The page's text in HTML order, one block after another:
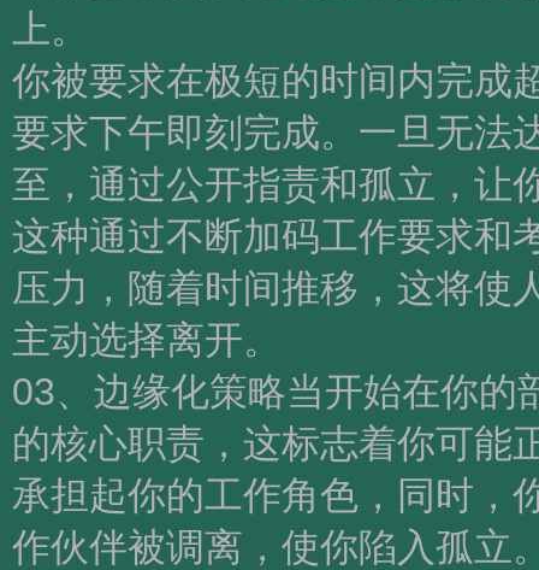
上。
你被要求在极短的时间内完成
要求下午即刻完成。一旦无法
至，通过公开指责和孤立，让
这种通过不断加码工作要求和
压力，随着时间推移，这将使
主动选择离开。
03、边缘化策略当开始在你的
的核心职责，这标志着你可能
承担起你的工作角色，同时，
作伙伴被调离，使你陷入孤立